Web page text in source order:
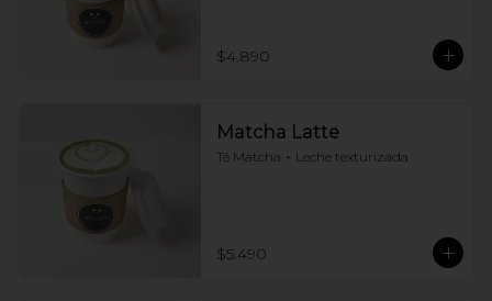
$4.890
Matcha Latte
Té Matcha + Leche texturizada
$5.490